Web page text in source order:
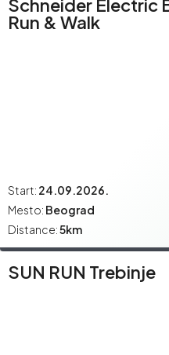
Schneider Electric
Run & Walk
Start: 24.09.2026.
Mesto: Beograd
Distance:5km
SUN RUN Trebinje